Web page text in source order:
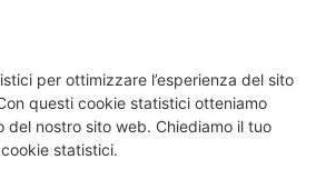
per ottimizzare l’esperienza del sito
questi cookie statistici otteniamo
del nostro sito web. Chiediamo il tuo
statistici.